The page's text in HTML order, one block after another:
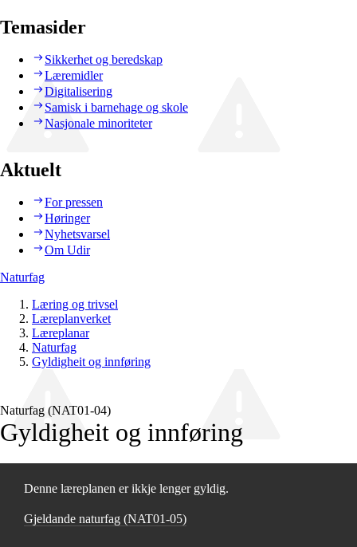
Temasider
Sikkerhet og beredskap
Læremidler
Digitalisering
Samisk i barnehage og skole
Nasjonale minoriteter
Aktuelt
For pressen
Høringer
Nyhetsvarsel
Om Udir
Naturfag
Læring og trivsel
Læreplanverket
Læreplanar
Naturfag
Gyldigheit og innføring
Naturfag (NAT01‑04)
Gyldigheit og innføring
Denne læreplanen er ikkje lenger gyldig.
Gjeldande naturfag (NAT01‑05)